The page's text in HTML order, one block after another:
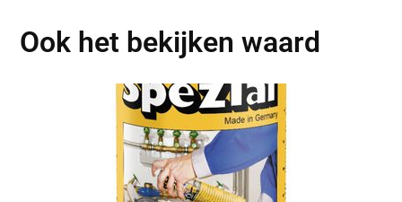
Ook het bekijken waard